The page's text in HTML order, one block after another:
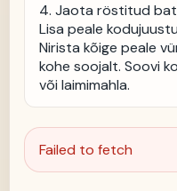
4. Jaota röstitud
Lisa peale
Nirista kõige peale
kohe soojalt. Soovi
või laimimahla.
Failed to fetch